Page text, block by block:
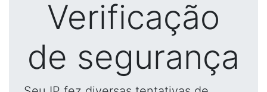
Verificação
de segurança